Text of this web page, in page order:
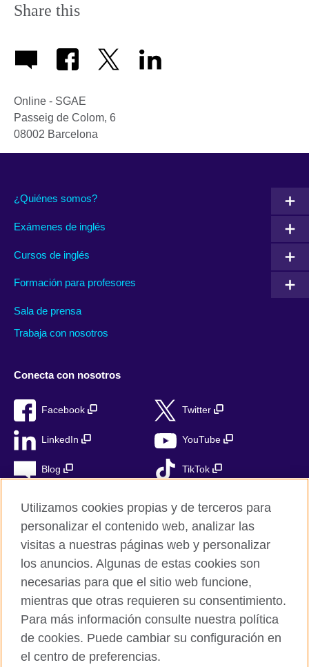
Share this
Online - SGAE
Passeig de Colom, 6
08002 Barcelona
¿Quiénes somos?
Exámenes de inglés
Cursos de inglés
Formación para profesores
Sala de prensa
Trabaja con nosotros
Conecta con nosotros
Facebook Twitter
LinkedIn YouTube
Blog TikTok
British Council Global
Privacidad
Aviso Legal
Cookies
Mapa del sitio
© 2026 British Council
Utilizamos cookies propias y de terceros para
personalizar el contenido web, analizar las
visitas a nuestras páginas web y personalizar
los anuncios. Algunas de estas cookies son
necesarias para que el sitio web funcione,
mientras que otras requieren su consentimiento.
Para más información consulte nuestra política
de cookies. Puede cambiar su configuración en
el centro de preferencias.